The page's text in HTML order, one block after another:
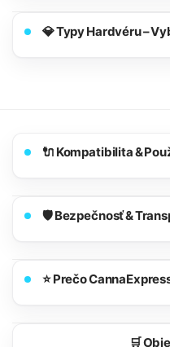
💎 Typy Hardvéru –
🔌 Kompatibilita &
🛡️ Bezpečnosť &
⭐ Prečo
🛒